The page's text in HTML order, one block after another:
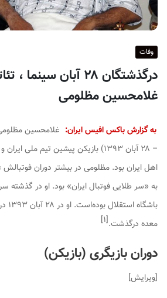
وفات
درگذشتگان ۲۸ آبان
غلامحسین مظلومی
به گزارش باکس افیس ایران: غلامحسین
– ۲۸ آبان ۱۳۹۳) بازیکن پیشین تیم ملی
اهل ایران بود. مظلومی در بیشتر دوران
به «سر طلایی فوتبال ایران» بود. او در گذشته
معده درگذشت.[۱]
دوران بازیگری (بازیکن)
[ویرایش]